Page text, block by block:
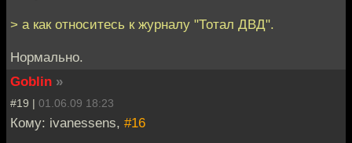
> а как относитесь к журналу "Тотал ДВД".
Нормально.
Goblin »
#19 | 01.06.09 18:23
Кому: ivanessens, #16